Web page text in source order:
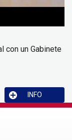
con un Gabinete
INFO